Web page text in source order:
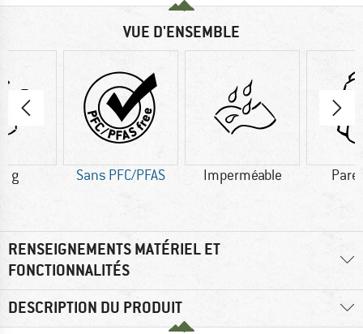
VUE D'ENSEMBLE
g Sans PFC/PFAS Imperméable
RENSEIGNEMENTS MATÉRIEL ET
FONCTIONNALITÉS
DESCRIPTION DU PRODUIT